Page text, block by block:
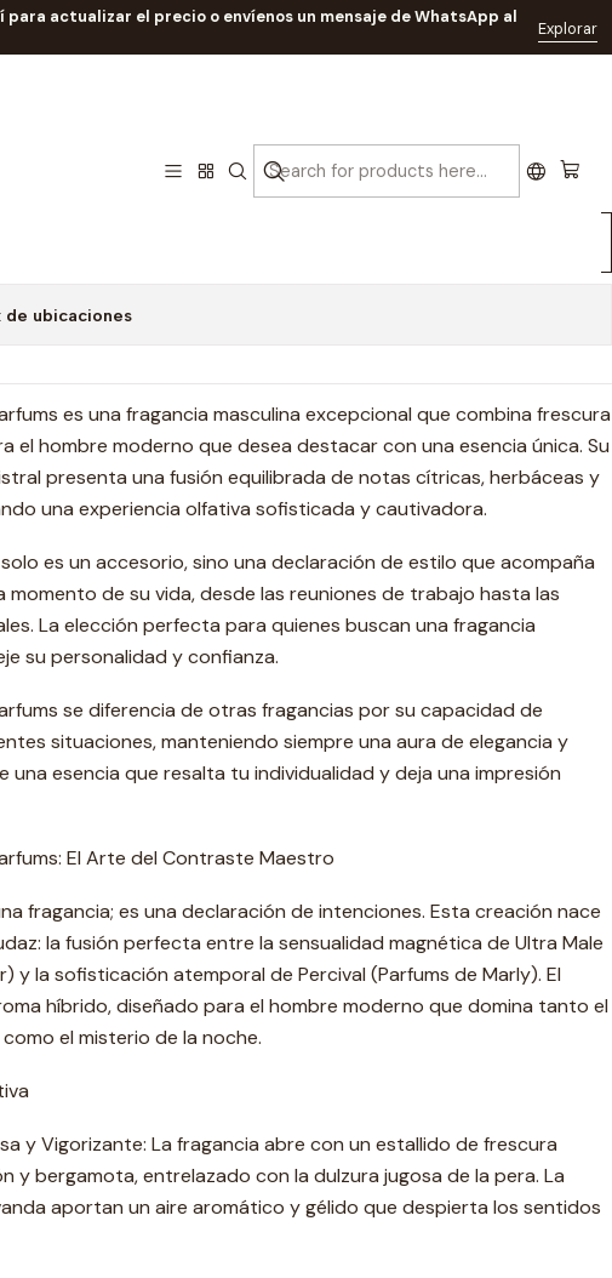
para actualizar el precio o envíenos un mensaje de WhatsApp al
Explorar
EDP Hombre RF: 11101
Ainash Parfums 100 Ml EDP
ubicaciones
es una fragancia masculina excepcional que combina frescura
el hombre moderno que desea destacar con una esencia única. Su
presenta una fusión equilibrada de notas cítricas, herbáceas y
una experiencia olfativa sofisticada y cautivadora.
es un accesorio, sino una declaración de estilo que acompaña
momento de su vida, desde las reuniones de trabajo hasta las
La elección perfecta para quienes buscan una fragancia
su personalidad y confianza.
se diferencia de otras fragancias por su capacidad de
situaciones, manteniendo siempre una aura de elegancia y
una esencia que resalta tu individualidad y deja una impresión
El Arte del Contraste Maestro
fragancia; es una declaración de intenciones. Esta creación nace
la fusión perfecta entre la sensualidad magnética de Ultra Male
y la sofisticación atemporal de Percival (Parfums de Marly). El
híbrido, diseñado para el hombre moderno que domina tanto el
el misterio de la noche.
y Vigorizante: La fragancia abre con un estallido de frescura
y bergamota, entrelazado con la dulzura jugosa de la pera. La
aportan un aire aromático y gélido que despierta los sentidos